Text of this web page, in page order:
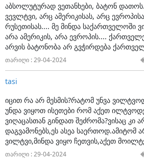
ნათქვამს მოჰყვა] და გეტყვით რატომ:
ვთქვი "რანინაზე". ეს იყო ჩანაწერი,
გავიდა ამ შაბათს. ამ დროს, ეს იყო
თებერვლის დასაწყისში.
"ჩაკრულოში" არის ასეთი ტექსტი:
ყმობითა, ფქვილი ვერ დავდგი
"ჩავუხტეთ მუხრან ბატონსა, თავს
საქართველოს არ ეყოლება ბატონი-
კონკრეტულ სიმღერასთან
კომენტარია. ეს გამოიყენეს … ცოტა
უკვე, რაც ხდება. აბსურდია.
სიმღერას მიუსმინონ და მიხვდებიან.
სიმღერაშია, "ჩაკრულოშია"…
აბსოლუტურად ვეთანხები, ბატონ
ვევლტვი, არც ამერიკისას, არც
რუსეთისას.... მე მინდა საქართველოში
არა ამერიკის, არა ევროპის....
არვის ბატონობა არ გვჭირდება
თარიღი : 29-04-2024
tasi
იცით რა არ მესმის?რატომ უნვა
უნდა ვიყოთ ისეთები რომ აქეთ
ვიღაცასთან გინდათ შეძრომა?ვისაც კი
დაგვამონებს,ეს ასეა საერთოდ.ამიტომ
ვილტვი,მინდა ვიყო ჩეთვის,აქეთ
თარიღი : 29-04-2024